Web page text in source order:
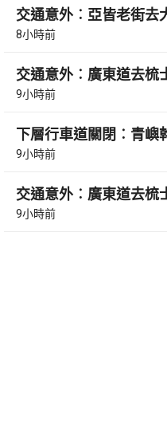
交通意外︰亞皆老街去
8小時前
交通意外︰廣東道去梳
9小時前
下層行車道關閉︰青嶼
9小時前
交通意外︰廣東道去梳
9小時前